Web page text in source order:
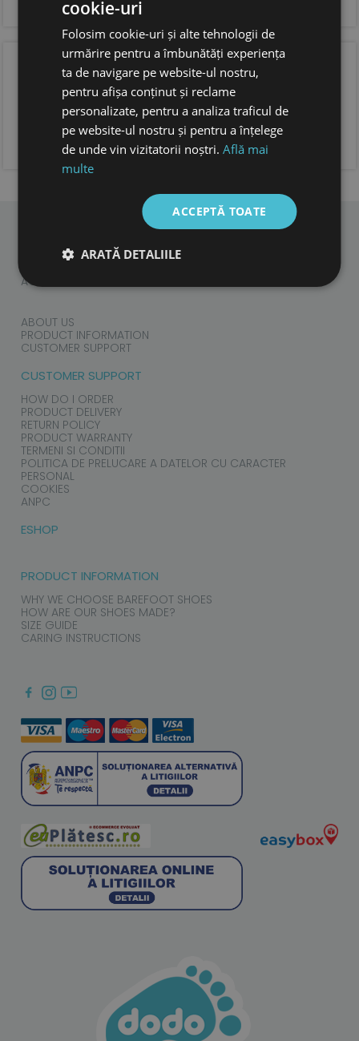
foarte usoare
OPINIA CLIENTILOR
ADAUGA OPINIA TA
CHILDREN
ACCESORIES
ABOUT US
PRODUCT INFORMATION
CUSTOMER SUPPORT
CUSTOMER SUPPORT
HOW DO I ORDER
PRODUCT DELIVERY
RETURN POLICY
PRODUCT WARRANTY
TERMENI SI CONDITII
POLITICA DE PRELUCARE A DATELOR CU CARACTER
PERSONAL
COOKIES
ANPC
ESHOP
PRODUCT INFORMATION
WHY WE CHOOSE BAREFOOT SHOES
HOW ARE OUR SHOES MADE?
SIZE GUIDE
CARING INSTRUCTIONS
cookie-uri
Folosim cookie-uri și alte tehnologii de
urmărire pentru a îmbunătăți experiența
ta de navigare pe website-ul nostru,
pentru afișa conținut și reclame
personalizate, pentru a analiza traficul de
pe website-ul nostru și pentru a înțelege
de unde vin vizitatorii noștri.Află mai
multe
ACCEPTĂ TOATE
ARATĂ DETALIILE